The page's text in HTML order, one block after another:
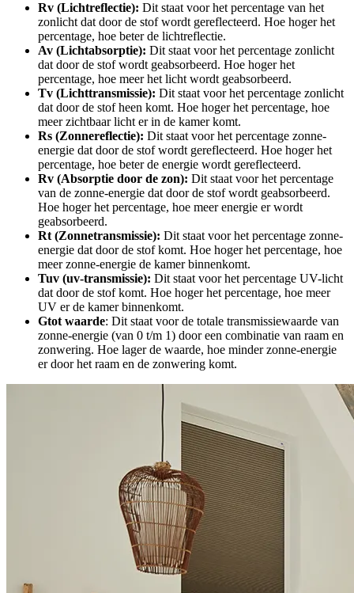
Rv (Lichtreflectie): Dit staat voor het percentage van het
zonlicht dat door de stof wordt gereflecteerd. Hoe hoger het
percentage, hoe beter de lichtreflectie.
Av (Lichtabsorptie): Dit staat voor het percentage zonlicht
dat door de stof wordt geabsorbeerd. Hoe hoger het
percentage, hoe meer het licht wordt geabsorbeerd.
Tv (Lichttransmissie): Dit staat voor het percentage zonlicht
dat door de stof heen komt. Hoe hoger het percentage, hoe
meer zichtbaar licht er in de kamer komt.
Rs (Zonnereflectie): Dit staat voor het percentage zonne-
energie dat door de stof wordt gereflecteerd. Hoe hoger het
percentage, hoe beter de energie wordt gereflecteerd.
Rv (Absorptie door de zon): Dit staat voor het percentage
van de zonne-energie dat door de stof wordt geabsorbeerd.
Hoe hoger het percentage, hoe meer energie er wordt
geabsorbeerd.
Rt (Zonnetransmissie): Dit staat voor het percentage zonne-
energie dat door de stof komt. Hoe hoger het percentage, hoe
meer zonne-energie de kamer binnenkomt.
Tuv (uv-transmissie): Dit staat voor het percentage UV-licht
dat door de stof komt. Hoe hoger het percentage, hoe meer
UV er de kamer binnenkomt.
Gtot waarde: Dit staat voor de totale transmissiewaarde van
zonne-energie (van 0 t/m 1) door een combinatie van raam en
zonwering. Hoe lager de waarde, hoe minder zonne-energie
er door het raam en de zonwering komt.